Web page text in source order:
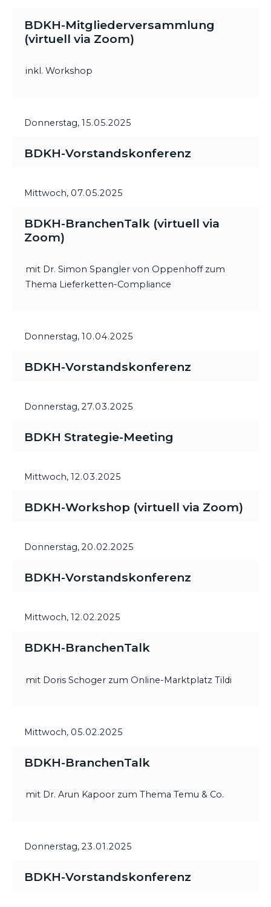
BDKH-Mitgliederversammlung
(virtuell via Zoom)
inkl. Workshop
Donnerstag, 15.05.2025
BDKH-Vorstandskonferenz
Mittwoch, 07.05.2025
BDKH-BranchenTalk (virtuell via
Zoom)
mit Dr. Simon Spangler von Oppenhoff zum
Thema Lieferketten-Compliance
Donnerstag, 10.04.2025
BDKH-Vorstandskonferenz
Donnerstag, 27.03.2025
BDKH Strategie-Meeting
Mittwoch, 12.03.2025
BDKH-Workshop (virtuell via Zoom)
Donnerstag, 20.02.2025
BDKH-Vorstandskonferenz
Mittwoch, 12.02.2025
BDKH-BranchenTalk
mit Doris Schoger zum Online-Marktplatz Tildi
Mittwoch, 05.02.2025
BDKH-BranchenTalk
mit Dr. Arun Kapoor zum Thema Temu & Co.
Donnerstag, 23.01.2025
BDKH-Vorstandskonferenz